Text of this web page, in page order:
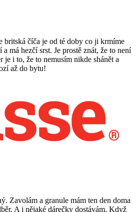
britská číča je od té doby co ji krmíme
má hezčí srst. Je prostě znát, že to není
je i to, že to nemusím nikde shánět a
až do bytu!
Zavolám a granule mám ten den doma
A i nějaké dárečky dostávám. Když